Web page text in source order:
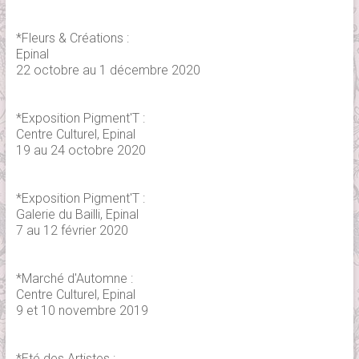
*Fleurs & Créations :
Epinal
22 octobre au 1 décembre 2020
*Exposition Pigment'T :
Centre Culturel, Epinal
19 au 24 octobre 2020
*Exposition Pigment'T :
Galerie du Bailli, Epinal
7 au 12 février 2020
*Marché d'Automne :
Centre Culturel, Epinal
9 et 10 novembre 2019